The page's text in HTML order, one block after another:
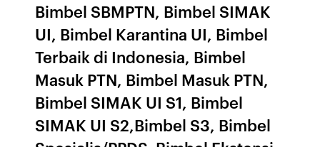
Bimbel SBMPTN, Bimbel SIMAK
UI, Bimbel Karantina UI, Bimbel
Terbaik di Indonesia, Bimbel
Masuk PTN, Bimbel Masuk PTN,
Bimbel SIMAK UI S1, Bimbel
SIMAK UI S2,Bimbel S3, Bimbel